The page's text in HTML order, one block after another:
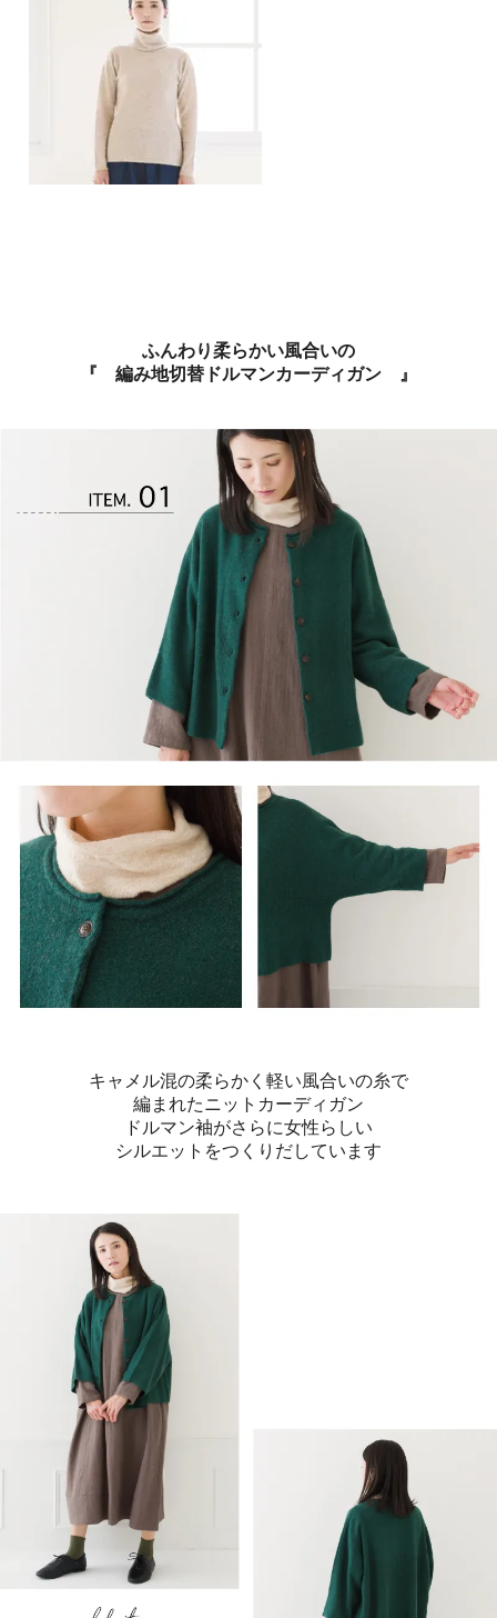
ふんわり柔らかい風合いの
『 編み地切替ドルマンカーディガン 』
キャメル混の柔らかく軽い風合いの糸で
編まれたニットカーディガン
ドルマン袖がさらに女性らしい
シルエットをつくりだしています